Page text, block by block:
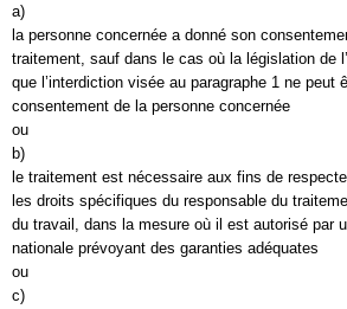
a)
la personne concernée a donné son
traitement, sauf dans le cas où la législation de
que l’interdiction visée au paragraphe 1 ne peut
consentement de la personne concernée
ou
b)
le traitement est nécessaire aux fins de
les droits spécifiques du responsable du
du travail, dans la mesure où il est autorisé par
nationale prévoyant des garanties adéquates
ou
c)